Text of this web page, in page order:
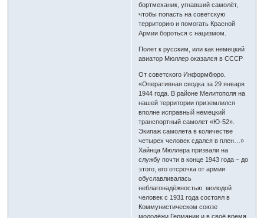
бортмеханик, угнавший самолёт,
чтобы попасть на советскую
территорию и помогать Красной
Армии бороться с нацизмом.
Полет к русским, или как немецкий
авиатор Мюллер оказался в СССР
От советского Информбюро.
«Оперативная сводка за 29 января
1944 года. В районе Мелитополя на
нашей территории приземлился
вполне исправный немецкий
транспортный самолет «Ю-52».
Экипаж самолета в количестве
четырех человек сдался в плен…»
Хайнца Мюллера призвали на
службу почти в конце 1943 года – до
этого, его отсрочка от армии
обуславливалась
неблагонадёжностью: молодой
человек с 1931 года состоял в
Коммунистическом союзе
молодёжи Германии и в своё время